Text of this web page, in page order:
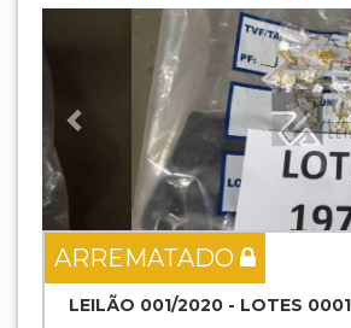
Previous
ARREMATADO
LEILÃO 001/2020 - LOTES